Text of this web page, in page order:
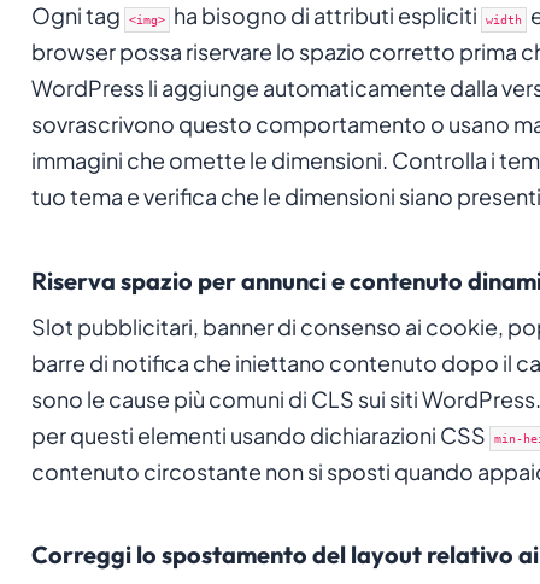
Ogni tag <img> ha bisogno di attributi espliciti width
browser possa riservare lo spazio corretto prima
WordPress li aggiunge automaticamente dalla
sovrascrivono questo comportamento o usano
immagini che omette le dimensioni. Controlla i
tuo tema e verifica che le dimensioni siano
Riserva spazio per annunci e contenuto
Slot pubblicitari, banner di consenso ai cookie,
barre di notifica che iniettano contenuto dopo il
sono le cause più comuni di CLS sui siti
per questi elementi usando dichiarazioni CSS
min-
contenuto circostante non si sposti quando
Correggi lo spostamento del layout relativo